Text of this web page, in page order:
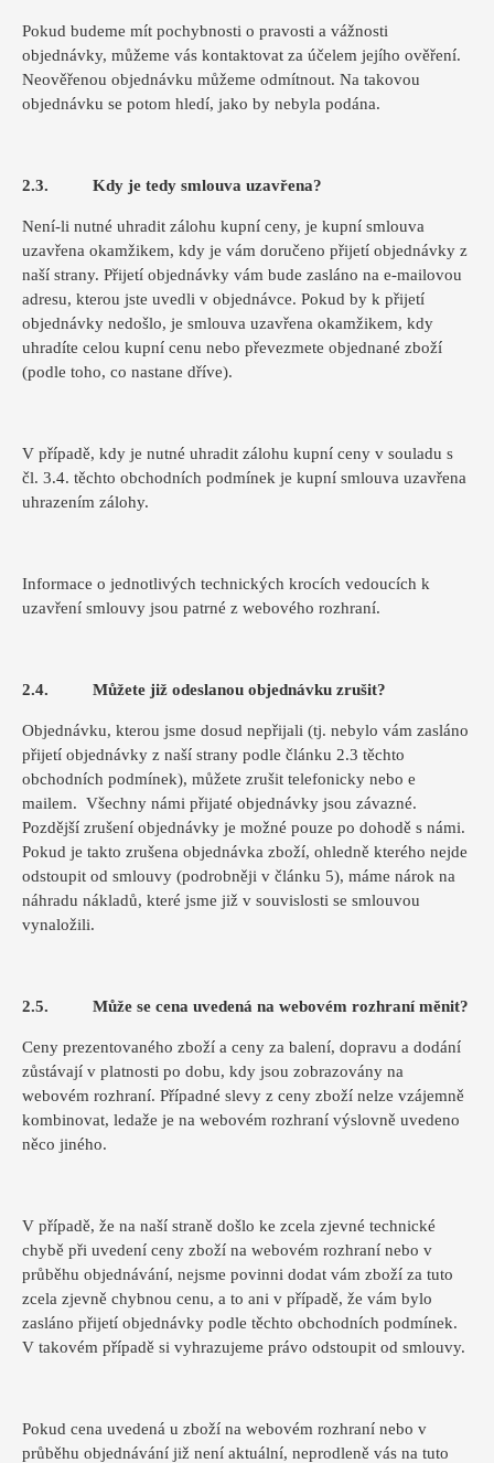
Pokud budeme mít pochybnosti o pravosti a vážnosti
objednávky, můžeme vás kontaktovat za účelem jejího ověření.
Neověřenou objednávku můžeme odmítnout. Na takovou
objednávku se potom hledí, jako by nebyla podána.
2.3. Kdy je tedy smlouva uzavřena?
Není-li nutné uhradit zálohu kupní ceny, je kupní smlouva
uzavřena okamžikem, kdy je vám doručeno přijetí objednávky z
naší strany. Přijetí objednávky vám bude zasláno na e-mailovou
adresu, kterou jste uvedli v objednávce. Pokud by k přijetí
objednávky nedošlo, je smlouva uzavřena okamžikem, kdy
uhradíte celou kupní cenu nebo převezmete objednané zboží
(podle toho, co nastane dříve).
V případě, kdy je nutné uhradit zálohu kupní ceny v souladu s
čl. 3.4. těchto obchodních podmínek je kupní smlouva uzavřena
uhrazením zálohy.
Informace o jednotlivých technických krocích vedoucích k
uzavření smlouvy jsou patrné z webového rozhraní.
2.4. Můžete již odeslanou objednávku zrušit?
Objednávku, kterou jsme dosud nepřijali (tj. nebylo vám zasláno
přijetí objednávky z naší strany podle článku 2.3 těchto
obchodních podmínek), můžete zrušit telefonicky nebo e
mailem. Všechny námi přijaté objednávky jsou závazné.
Pozdější zrušení objednávky je možné pouze po dohodě s námi.
Pokud je takto zrušena objednávka zboží, ohledně kterého nejde
odstoupit od smlouvy (podrobněji v článku 5), máme nárok na
náhradu nákladů, které jsme již v souvislosti se smlouvou
vynaložili.
2.5. Může se cena uvedená na webovém rozhraní měnit?
Ceny prezentovaného zboží a ceny za balení, dopravu a dodání
zůstávají v platnosti po dobu, kdy jsou zobrazovány na
webovém rozhraní. Případné slevy z ceny zboží nelze vzájemně
kombinovat, ledaže je na webovém rozhraní výslovně uvedeno
něco jiného.
V případě, že na naší straně došlo ke zcela zjevné technické
chybě při uvedení ceny zboží na webovém rozhraní nebo v
průběhu objednávání, nejsme povinni dodat vám zboží za tuto
zcela zjevně chybnou cenu, a to ani v případě, že vám bylo
zasláno přijetí objednávky podle těchto obchodních podmínek.
V takovém případě si vyhrazujeme právo odstoupit od smlouvy.
Pokud cena uvedená u zboží na webovém rozhraní nebo v
průběhu objednávání již není aktuální, neprodleně vás na tuto